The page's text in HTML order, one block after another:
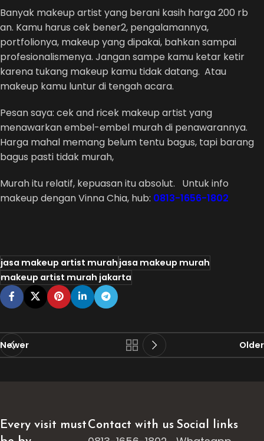
Banyak makeup artist yang berani kasih harga 200 rb
an. Kamu harus cek bener2, pengalamannya,
portfolionya, makeup yang dipakai, bahkan sampai
profesionalismenya. Jangan sampe kamu ketar ketir
karena tukang makeup kamu tidak datang. Atau
makeup kamu luntur di tengah acara.
Pesan saya: cek and ricek makeup artist yang
menawarkan embel-embel murah di penawarannya.
Harga mahal memang belum tentu bagus, tapi barang
bagus pasti tidak murah,
Murah itu relatif, kepuasan itu absolut. Untuk info
makeup dengan Vinna Chia, hub: 0813-1656-1802
jasa makeup artist murahjasa makeup murah
makeup artist murah jakarta
Newer Older
Every visit must Contact with us Social links